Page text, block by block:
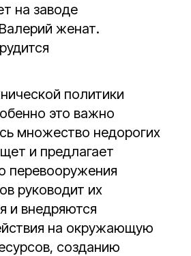
на заводе
женат.
политики
это важно
множество недорогих
и предлагает
перевооружения
руководит их
и внедряются
на окружающую
созданию